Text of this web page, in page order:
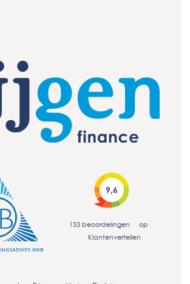
9,6
133 beoordelingen
op
Klantenvertellen